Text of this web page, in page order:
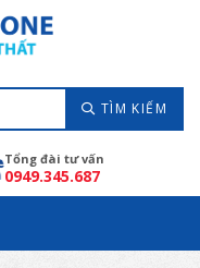
TÌM KIẾM
Tổng đài tư vấn
0949.345.687